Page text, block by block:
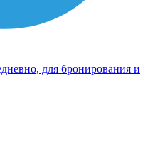
для бронирования и